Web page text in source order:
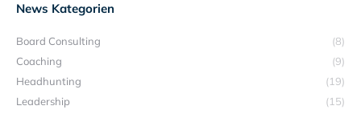
News Kategorien
Board Consulting
(8)
Coaching
(9)
Headhunting
(19)
Leadership
(15)